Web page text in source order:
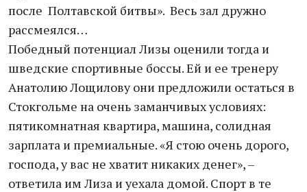
после Полтавской битвы». Весь зал дружно
рассмеялся…
Победный потенциал Лизы оценили тогда и
шведские спортивные боссы. Ей и ее тренеру
Анатолию Лощилову они предложили остаться в
Стокгольме на очень заманчивых условиях:
пятикомнатная квартира, машина, солидная
зарплата и премиальные. «Я стою очень дорого,
господа, у вас не хватит никаких денег», –
ответила им Лиза и уехала домой. Спорт в те